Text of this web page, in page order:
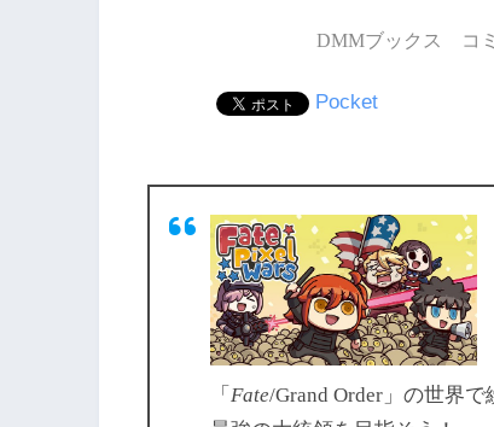
DMMブックス コ
Pocket
「 Fate/Grand Order」の世界